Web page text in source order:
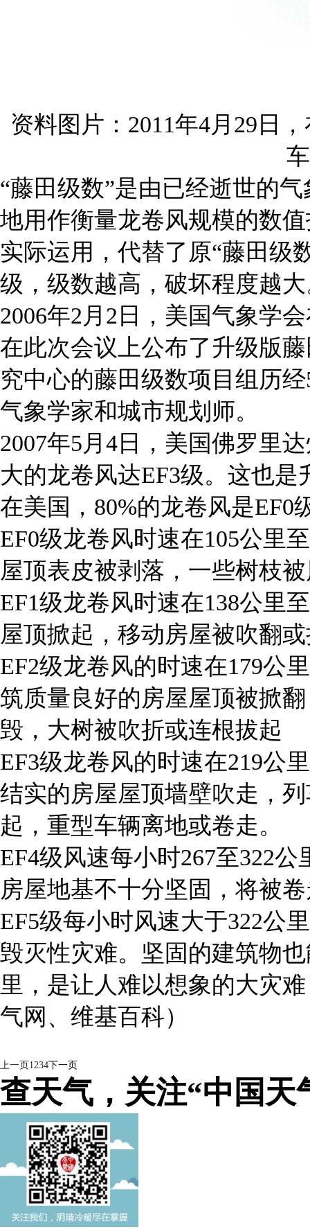
资料图片：2011年4月29日
“藤田级数”是由已经逝世的
地用作衡量龙卷风规模的数
实际运用，代替了原“藤田级
级，级数越高，破坏程度越
2006年2月2日，美国气象学
在此次会议上公布了升级版
究中心的藤田级数项目组历
气象学家和城市规划师。
2007年5月4日，美国佛罗里
大的龙卷风达EF3级。这也
在美国，80%的龙卷风是EF0
EF0级龙卷风时速在105公里
屋顶表皮被剥落，一些树枝
EF1级龙卷风时速在138公里
屋顶掀起，移动房屋被吹翻
EF2级龙卷风的时速在179公
筑质量良好的房屋屋顶被掀
毁，大树被吹折或连根拔起
EF3级龙卷风的时速在219公
结实的房屋屋顶墙壁吹走，
起，重型车辆离地或卷走。
EF4级风速每小时267至322
房屋地基不十分坚固，将被
EF5级每小时风速大于322公
毁灭性灾难。坚固的建筑物
里，是让人难以想象的大灾
气网、维基百科）
上一页1234下一页
查天气，关注“中国天